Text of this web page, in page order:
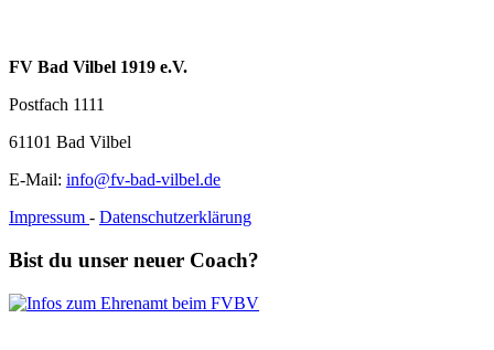
FV Bad Vilbel 1919 e.V.
Postfach 1111
61101 Bad Vilbel
E-Mail: info@fv-bad-vilbel.de
Impressum - Datenschutzerklärung
Bist du unser neuer Coach?